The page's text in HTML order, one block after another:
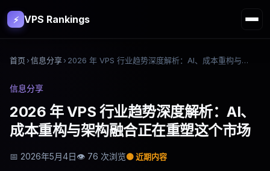
⚡ VPS Rankings
首页 ›信息分享› 2026 年 VPS 行业趋势深度解析：AI、成本重构与架构融合正在重塑这个市场
信息分享
2026 年 VPS 行业趋势深度解析：AI、
成本重构与架构融合正在重塑这个市场
📅 2026年5月4日👁 76 次浏览🟡近期内容